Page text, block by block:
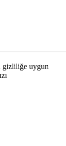
gizliliğe uygun